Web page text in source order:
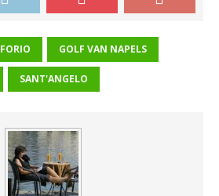
FORIO GOLF VAN NAPELS
SANT'ANGELO